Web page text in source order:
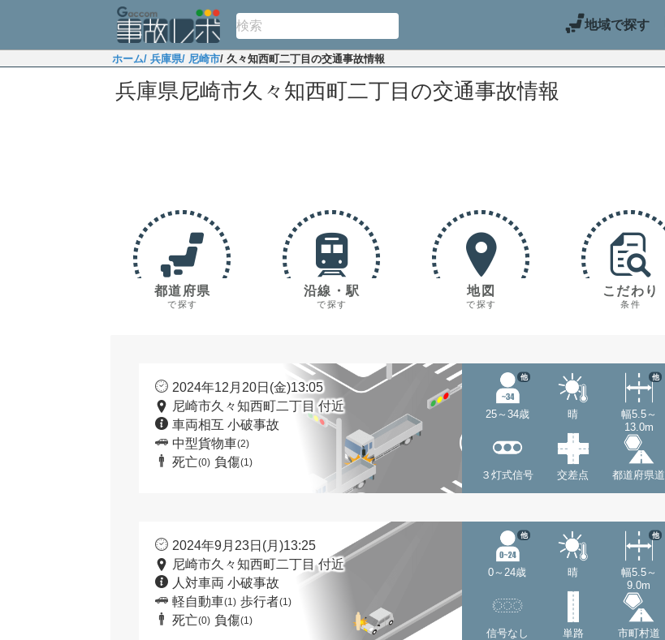
地域で探す
ホーム/ 兵庫県/ 尼崎市/ 久々知西町二丁目の交通事故情報
兵庫県尼崎市久々知西町二丁目の交通事故情報
都道府県
で探す
沿線・駅
で探す
地図
で探す
こだわり
条件
2024年12月20日(金)13:05
尼崎市久々知西町二丁目 付近
車両相互 小破事故
中型貨物車(2)
死亡(0) 負傷(1)
25～34歳
他
晴
幅5.5～
13.0m
他
３灯式信号 交差点 都道府県道
2024年9月23日(月)13:25
尼崎市久々知西町二丁目 付近
人対車両 小破事故
軽自動車(1) 歩行者(1)
死亡(0) 負傷(1)
0～24歳
他
晴
幅5.5～
9.0m
他
信号なし 単路 市町村道